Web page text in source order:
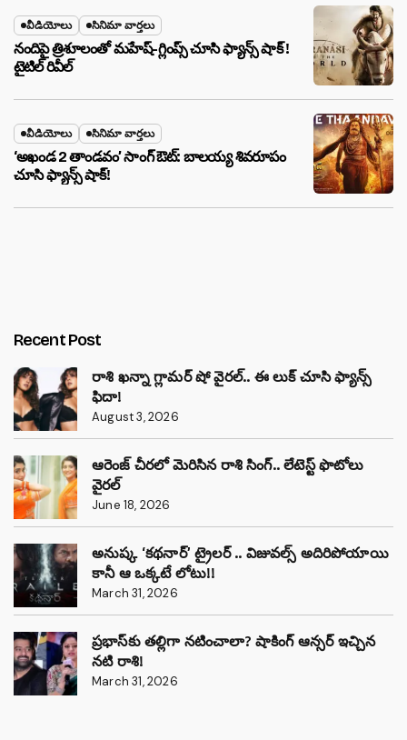
వీడియోలు సినిమా వార్తలు
నందిపై త్రిశూలంతో మహేష్-గ్లింప్స్ చూసి ఫ్యాన్స్ షాక్ !
టైటిల్ రివీల్
వీడియోలు సినిమా వార్తలు
‘అఖండ 2 తాండవం’ సాంగ్ ఔట్: బాలయ్య శివరూపం
చూసి ఫ్యాన్స్ షాక్!
Recent Post
రాశి ఖన్నా గ్లామర్ షో వైరల్.. ఈ లుక్ చూసి ఫ్యాన్స్
ఫిదా!
August 3, 2026
ఆరెంజ్ చీరలో మెరిసిన రాశి సింగ్.. లేటెస్ట్ ఫొటోలు
వైరల్
June 18, 2026
అనుష్క ‘కథనార్’ ట్రైలర్ .. విజువల్స్ అదిరిపోయాయి
కానీ ఆ ఒక్కటే లోటు!!
March 31, 2026
ప్రభాస్‌కు తల్లిగా నటించాలా? షాకింగ్ ఆన్సర్ ఇచ్చిన
నటి రాశి!
March 31, 2026